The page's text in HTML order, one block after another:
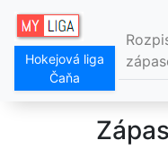
Hokejová liga
Čaňa